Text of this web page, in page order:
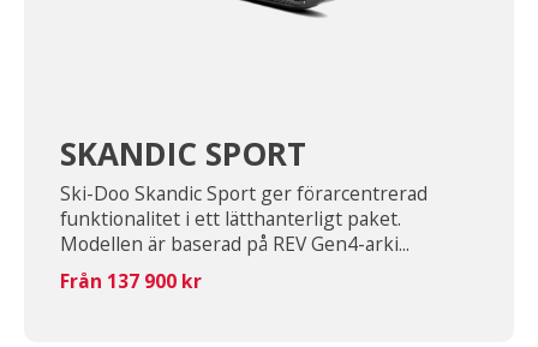
SKANDIC SPORT
Ski-Doo Skandic Sport ger förarcentrerad
funktionalitet i ett lätthanterligt paket.
Modellen är baserad på REV Gen4-arki...
Från 137 900 kr